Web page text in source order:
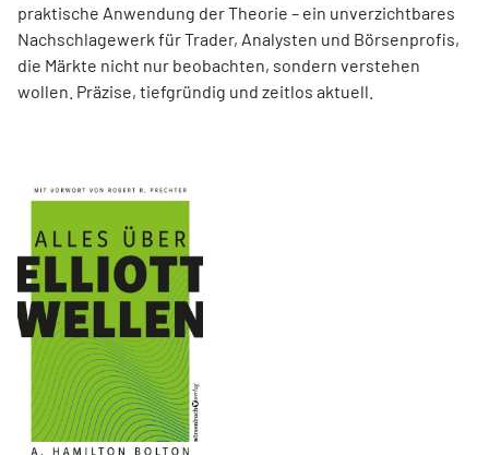
praktische Anwendung der Theorie – ein unverzichtbares
Nachschlagewerk für Trader, Analysten und Börsenprofis,
die Märkte nicht nur beobachten, sondern verstehen
wollen. Präzise, tiefgründig und zeitlos aktuell.